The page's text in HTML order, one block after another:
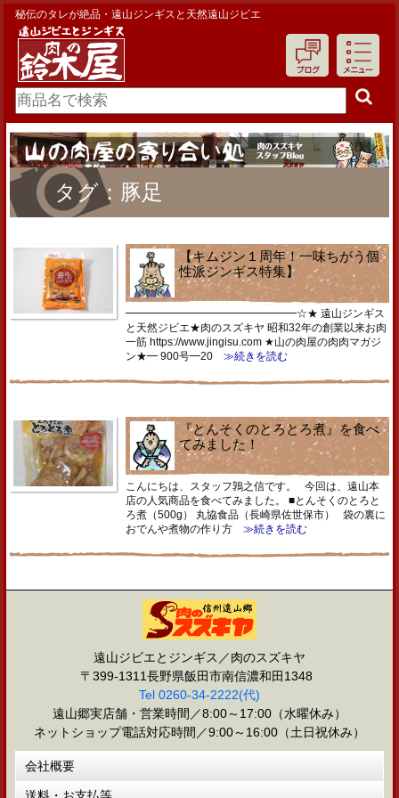
秘伝のタレが絶品・遠山ジンギスと天然遠山ジビエ
タグ：豚足
【キムジン１周年！一味ちがう個
性派ジンギス特集】
━━━━━━━━━━━━━━━━☆★ 遠山ジンギス
と天然ジビエ★肉のスズキヤ 昭和32年の創業以来お肉
一筋 https://www.jingisu.com ★山の肉屋の肉肉マガジ
ン★━ 900号━20 ≫続きを読む
『とんそくのとろとろ煮』を食べ
てみました！
こんにちは、スタッフ鶉之信です。 今回は、遠山本
店の人気商品を食べてみました。 ■とんそくのとろと
ろ煮（500g） 丸協食品（長崎県佐世保市） 袋の裏に
おでんや煮物の作り方 ≫続きを読む
遠山ジビエとジンギス／肉のスズキヤ
〒399-1311長野県飯田市南信濃和田1348
Tel 0260-34-2222(代)
遠山郷実店舗・営業時間／8:00～17:00（水曜休み）
ネットショップ電話対応時間／9:00～16:00（土日祝休み）
会社概要